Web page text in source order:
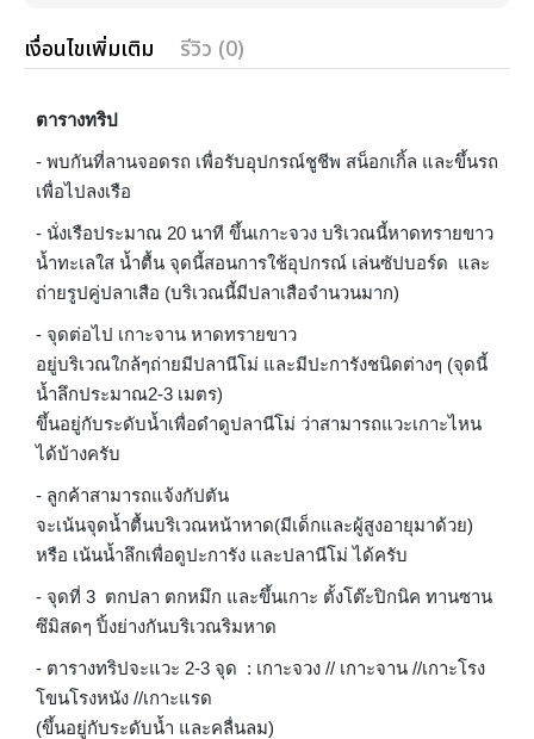
เงื่อนไขเพิ่มเติม รีวิว (0)
ตารางทริป
- พบกันที่ลานจอดรถ เพื่อรับอุปกรณ์ชูชีพ สน็อกเกิ้ล และขึ้นรถ
เพื่อไปลงเรือ
- นั่งเรือประมาณ 20 นาที ขึ้นเกาะจวง บริเวณนี้หาดทรายขาว
น้ำทะเลใส น้ำตื้น จุดนี้สอนการใช้อุปกรณ์ เล่นซัปบอร์ด และ
ถ่ายรูปคู่ปลาเสือ (บริเวณนี้มีปลาเสือจำนวนมาก)
- จุดต่อไป เกาะจาน หาดทรายขาว
อยู่บริเวณใกล้ๆถ่ายมีปลานีโม่ และมีปะการังชนิดต่างๆ (จุดนี้
น้ำลึกประมาณ2-3 เมตร)
ขึ้นอยู่กับระดับน้ำเพื่อดำดูปลานีโม่ ว่าสามารถแวะเกาะไหน
ได้บ้างครับ
- ลูกค้าสามารถแจ้งกัปตัน
จะเน้นจุดน้ำตื้นบริเวณหน้าหาด(มีเด็กและผู้สูงอายุมาด้วย)
หรือ เน้นน้ำลึกเพื่อดูปะการัง และปลานีโม่ ได้ครับ
- จุดที่ 3 ตกปลา ตกหมึก และขึ้นเกาะ ตั้งโต๊ะปิกนิค ทานซาน
ซึมิสดๆ ปิ้งย่างกันบริเวณริมหาด
- ตารางทริปจะแวะ 2-3 จุด : เกาะจวง // เกาะจาน //เกาะโรง
โขนโรงหนัง //เกาะแรด
(ขึ้นอยู่กับระดับน้ำ และคลื่นลม)